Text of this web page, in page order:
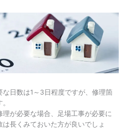
日数は1～3日程度ですが、修理箇
理が必要な場合、足場工事が必要に
長くみておいた方が良いでしょ